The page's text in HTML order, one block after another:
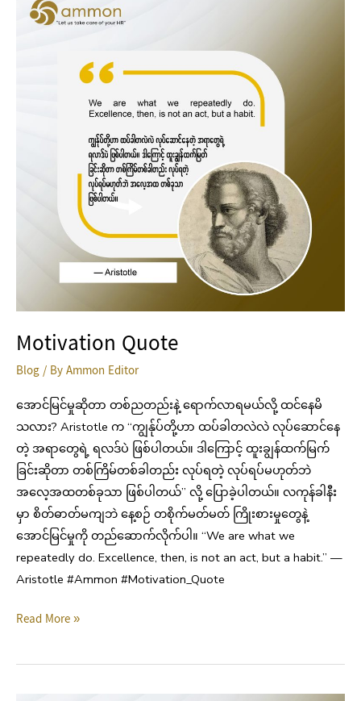
Motivation Quote
Blog/ ByAmmon Editor
အောင်မြင်မှုဆိုတာ တစ်ညတည်းနဲ့ ရောက်လာရမယ်လို့ ထင်နေမိ
သလား? Aristotle က “ကျွန်ုပ်တို့ဟာ ထပ်ခါတလဲလဲ လုပ်ဆောင်နေ
တဲ့ အရာတွေရဲ့ ရလဒ်ပဲ ဖြစ်ပါတယ်။ ဒါကြောင့် ထူးချွန်ထက်မြက်
ခြင်းဆိုတာ တစ်ကြိမ်တစ်ခါတည်း လုပ်ရတဲ့ လုပ်ရပ်မဟုတ်ဘဲ
အလေ့အထတစ်ခုသာ ဖြစ်ပါတယ်” လို့ ပြောခဲ့ပါတယ်။ လကုန်ခါနီး
မှာ စိတ်ဓာတ်မကျဘဲ နေ့စဉ် တစိုက်မတ်မတ် ကြိုးစားမှုတွေနဲ့
အောင်မြင်မှုကို တည်ဆောက်လိုက်ပါ။ “We are what we
repeatedly do. Excellence, then, is not an act, but a habit.” —
Aristotle #Ammon #Motivation_Quote
Quote
Read More »